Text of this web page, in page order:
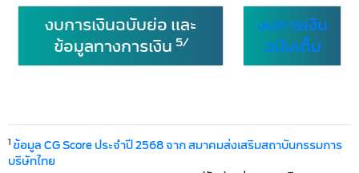
งบการเงินฉบับย่อ และ
ข้อมูลทางการเงิน 5/
งบการเงิน
ฉบับเต็ม
1 ข้อมูล CG Score ประจำปี 2568 จาก สมาคมส่งเสริมสถาบันกรรมการ
บริษัทไทย